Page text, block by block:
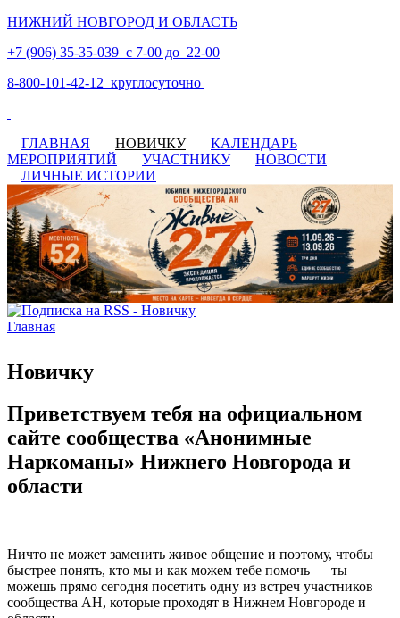
НИЖНИЙ НОВГОРОД И ОБЛАСТЬ
+7 (906) 35-35-039 с 7-00 до 22-00
8-800-101-42-12 круглосуточно
ГЛАВНАЯ НОВИЧКУ
КАЛЕНДАРЬ
МЕРОПРИЯТИЙ
УЧАСТНИКУ
НОВОСТИ
ЛИЧНЫЕ ИСТОРИИ
Главная
Новичку
Приветствуем тебя на официальном
сайте сообщества «Анонимные
Наркоманы» Нижнего Новгорода и
области
Ничто не может заменить живое общение и поэтому, чтобы
быстрее понять, кто мы и как можем тебе помочь — ты
можешь прямо сегодня посетить одну из встреч участников
сообщества АН, которые проходят в Нижнем Новгороде и